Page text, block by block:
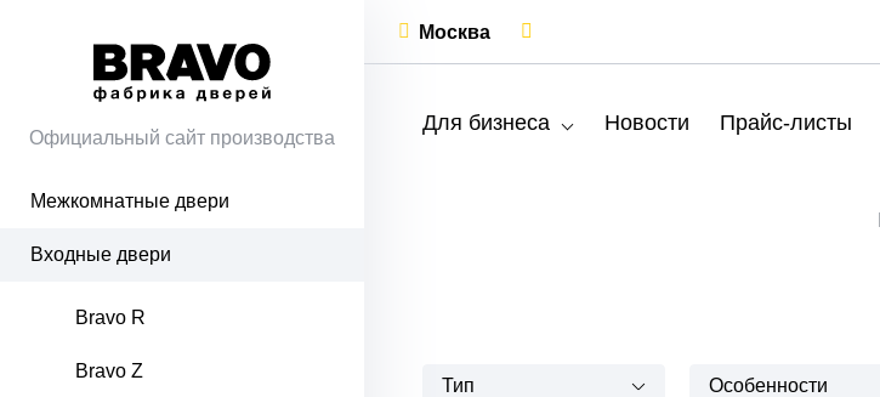
Официальный сайт производства
Межкомнатные двери
Входные двери
Bravo R
Bravo Z
Москва
Для бизнеса Новости Прайс-листы
Тип Особенности